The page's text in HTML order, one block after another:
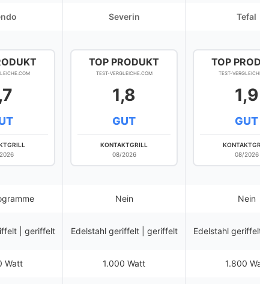
Severin Tefal
TOP PRODUKT
TEST-VERGLEICHE.COM
1,8
GUT
KONTAKTGRILL
08/2026
TOP
TEST-
1,9
GUT
08/2026
Nein Nein
| geriffelt Edelstahl geriffelt | geriffelt Edelstahl
Watt 1.000 Watt 1.800